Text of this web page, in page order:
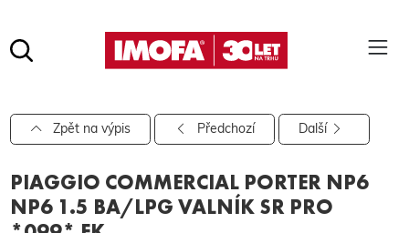
hledat
Pro vyhledávání zadejte alespoň 3 znaky.
Zpět na výpis Předchozí Další
PIAGGIO COMMERCIAL PORTER NP6
NP6 1.5 BA/LPG VALNÍK SR PRO